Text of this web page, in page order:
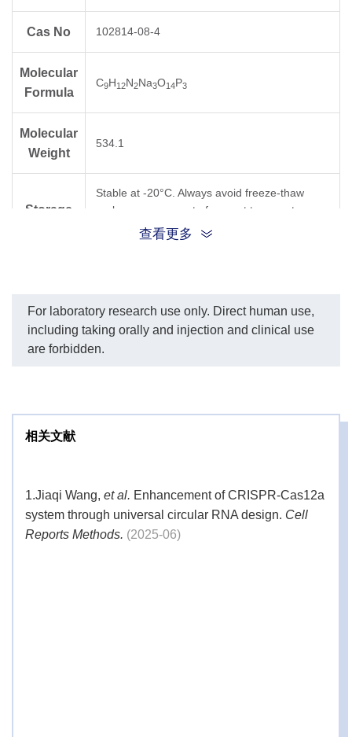
Cas No 102814-08-4
Molecular
Formula
C9H12N2Na3O14P3
Molecular
Weight
534.1
Storage
Stable at -20°C. Always avoid freeze-thaw
cycles or exposure to frequent temperature
changes.查看更多
For laboratory research use only. Direct human use,
including taking orally and injection and clinical use
are forbidden.
相关文献
1.Jiaqi Wang, et al. Enhancement of CRISPR-Cas12a
system through universal circular RNA design. Cell
Reports Methods. (2025-06)